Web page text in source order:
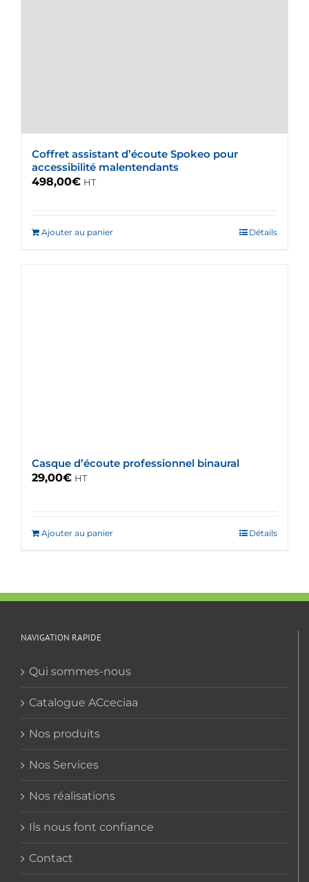
Coffret assistant d’écoute Spokeo pour
accessibilité malentendants
498,00€ HT
Ajouter au panier Détails
Casque d’écoute professionnel binaural
29,00€ HT
Ajouter au panier Détails
NAVIGATION RAPIDE
Qui sommes-nous
Catalogue ACceciaa
Nos produits
Nos Services
Nos réalisations
Ils nous font confiance
Contact